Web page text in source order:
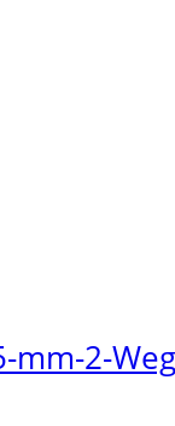
mm-2-